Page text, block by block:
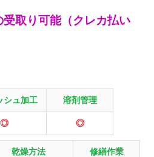
取り可能（クレカ払い
シュ加工 溶剤管理
◎ ◎
乾燥方法 修繕作業